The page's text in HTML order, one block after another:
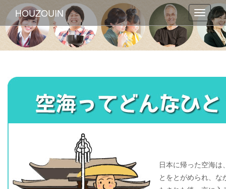
Toggle
HOUZOUIN
日本に帰った空海は
とをとがめられ、な